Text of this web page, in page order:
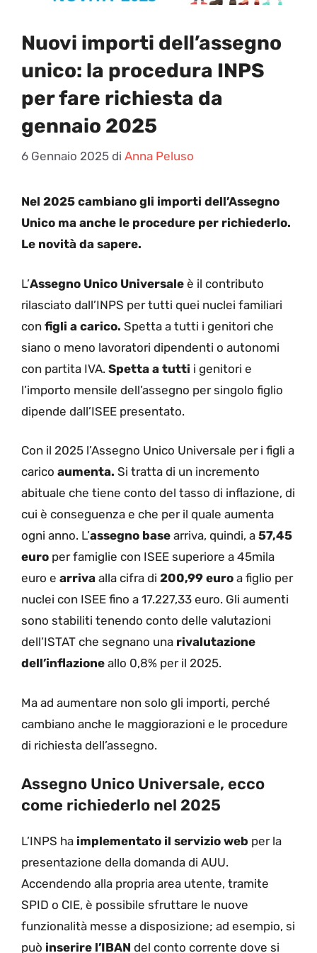
Nuovi importi dell’assegno
unico: la procedura INPS
per fare richiesta da
gennaio 2025
6 Gennaio 2025 di Anna Peluso
Nel 2025 cambiano gli importi dell’Assegno
Unico ma anche le procedure per richiederlo.
Le novità da sapere.
L’Assegno Unico Universale è il contributo
rilasciato dall’INPS per tutti quei nuclei familiari
con figli a carico. Spetta a tutti i genitori che
siano o meno lavoratori dipendenti o autonomi
con partita IVA. Spetta a tutti i genitori e
l’importo mensile dell’assegno per singolo figlio
dipende dall’ISEE presentato.
Con il 2025 l’Assegno Unico Universale per i figli a
carico aumenta. Si tratta di un incremento
abituale che tiene conto del tasso di inflazione, di
cui è conseguenza e che per il quale aumenta
ogni anno. L’assegno base arriva, quindi, a 57,45
euro per famiglie con ISEE superiore a 45mila
euro e arriva alla cifra di 200,99 euro a figlio per
nuclei con ISEE fino a 17.227,33 euro. Gli aumenti
sono stabiliti tenendo conto delle valutazioni
dell’ISTAT che segnano una rivalutazione
dell’inflazione allo 0,8% per il 2025.
Ma ad aumentare non solo gli importi, perché
cambiano anche le maggiorazioni e le procedure
di richiesta dell’assegno.
Assegno Unico Universale, ecco
come richiederlo nel 2025
L’INPS ha implementato il servizio web per la
presentazione della domanda di AUU.
Accendendo alla propria area utente, tramite
SPID o CIE, è possibile sfruttare le nuove
funzionalità messe a disposizione; ad esempio, si
può inserire l’IBAN del conto corrente dove si